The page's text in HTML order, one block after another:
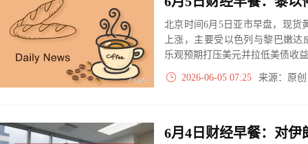
北京时间6月5日亚市早盘，现货
上涨，主要受以色列与黎巴嫩
乐观预期打压美元并拉低美债收
2026-06-05 07:25 来源：原